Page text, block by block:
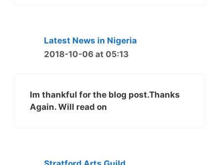
Latest News in Nigeria
2018-10-06 at 05:13
Im thankful for the blog post.Thanks
Again. Will read on